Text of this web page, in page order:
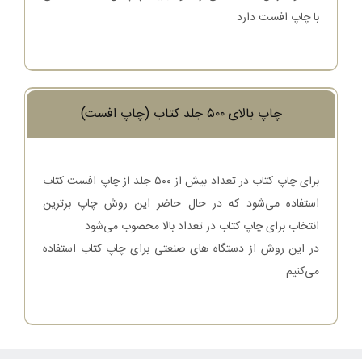
با چاپ افست دارد
چاپ بالای ۵۰۰ جلد کتاب (چاپ افست)
برای چاپ کتاب در تعداد بیش از ۵۰۰ جلد از چاپ افست کتاب
استفاده می‌شود که در حال حاضر این روش چاپ برترین
انتخاب برای چاپ کتاب در تعداد بالا محصوب می‌شود
در این روش از دستگاه های صنعتی برای چاپ کتاب استفاده
می‌کنیم